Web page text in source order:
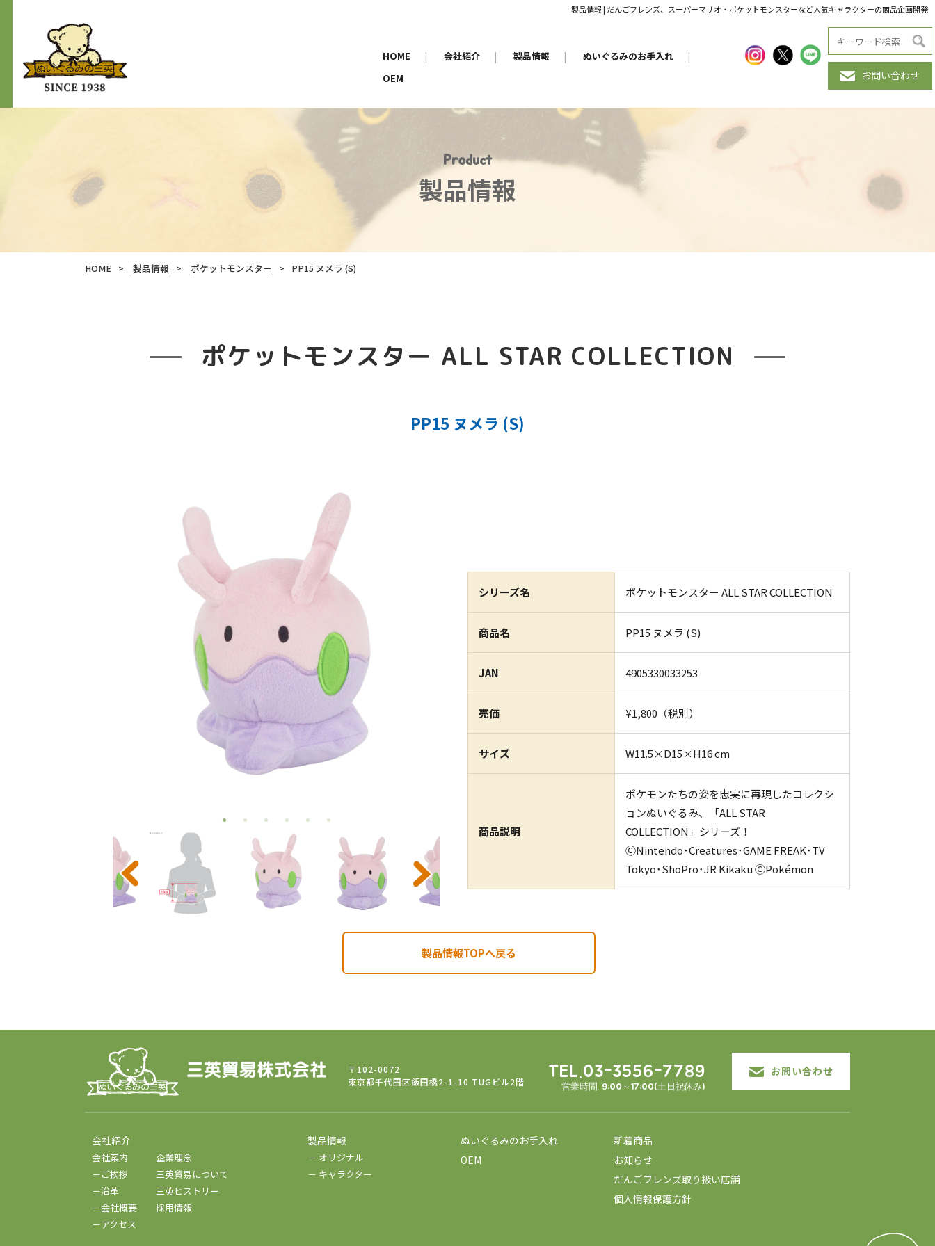
製品情報 | だんごフレンズ、スーパーマリオ・ポケットモンスターなど人気キャラクターの商品企画開発
HOME | 会社紹介 | 製品情報 | ぬいぐるみのお手入れ |
OEM お問い合わせ
Product
製品情報
HOME 製品情報 ポケットモンスター PP15 ヌメラ (S)
ポケットモンスター ALL STAR COLLECTION
PP15 ヌメラ (S)
シリーズ名 ポケットモンスター ALL STAR COLLECTION
商品名 PP15 ヌメラ (S)
JAN 4905330033253
売価 ¥1,800（税別）
サイズ W11.5×D15×H16 cm
商品説明
ポケモンたちの姿を忠実に再現したコレクシ
ョンぬいぐるみ、「ALL STAR
COLLECTION」シリーズ！
ⒸNintendo･Creatures･GAME FREAK･TV
Tokyo･ShoPro･JR Kikaku ⒸPokémon
製品情報TOPへ戻る
〒102-0072
東京都千代田区飯田橋2-1-10 TUGビル2階
TEL.03-3556-7789
営業時間. 9:00～17:00(土日祝休み)
お問い合わせ
会社紹介
会社案内
－ご挨拶
－沿革
－会社概要
－アクセス
企業理念
三英貿易について
三英ヒストリー
採用情報
製品情報
－ オリジナル
－ キャラクター
ぬいぐるみのお手入れ
OEM
新着商品
お知らせ
だんごフレンズ取り扱い店舗
個人情報保護方針